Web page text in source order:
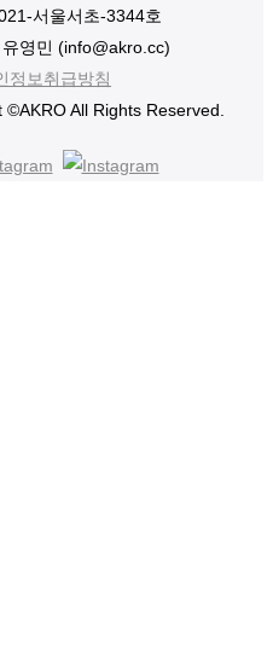
서울서초-3344호
영민 (info@akro.cc)
정보취급방침
All Rights Reserved.